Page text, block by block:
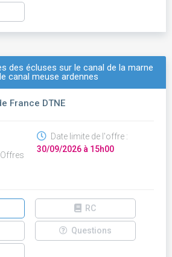
des écluses sur le canal de la marne
canal meuse ardennes
France DTNE
Date limite de l'offre :
30/09/2026 à 15h00
RC
Questions